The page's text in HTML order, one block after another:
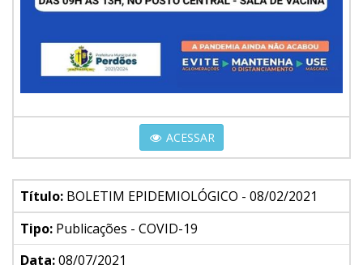
ACESSAR
Título: BOLETIM EPIDEMIOLÓGICO - 08/02/2021
Tipo: Publicações - COVID-19
Data:08/07/2021